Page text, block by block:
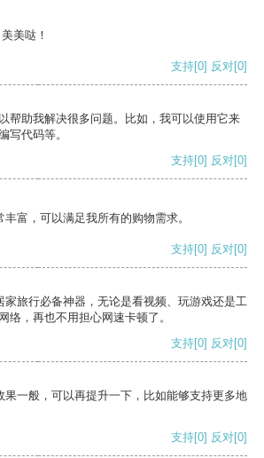
美哒！
支持[0] 反对[0]
帮助我解决很多问题。比如，我可以使用它来
写代码等。
支持[0] 反对[0]
富，可以满足我所有的购物需求。
支持[0] 反对[0]
家旅行必备神器，无论是看视频、玩游戏还是工
络，再也不用担心网速卡顿了。
支持[0] 反对[0]
果一般，可以再提升一下，比如能够支持更多地
支持[0] 反对[0]